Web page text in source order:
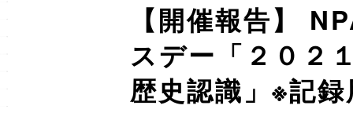
【開催報告】
スデー「２０２
歴史認識」※記